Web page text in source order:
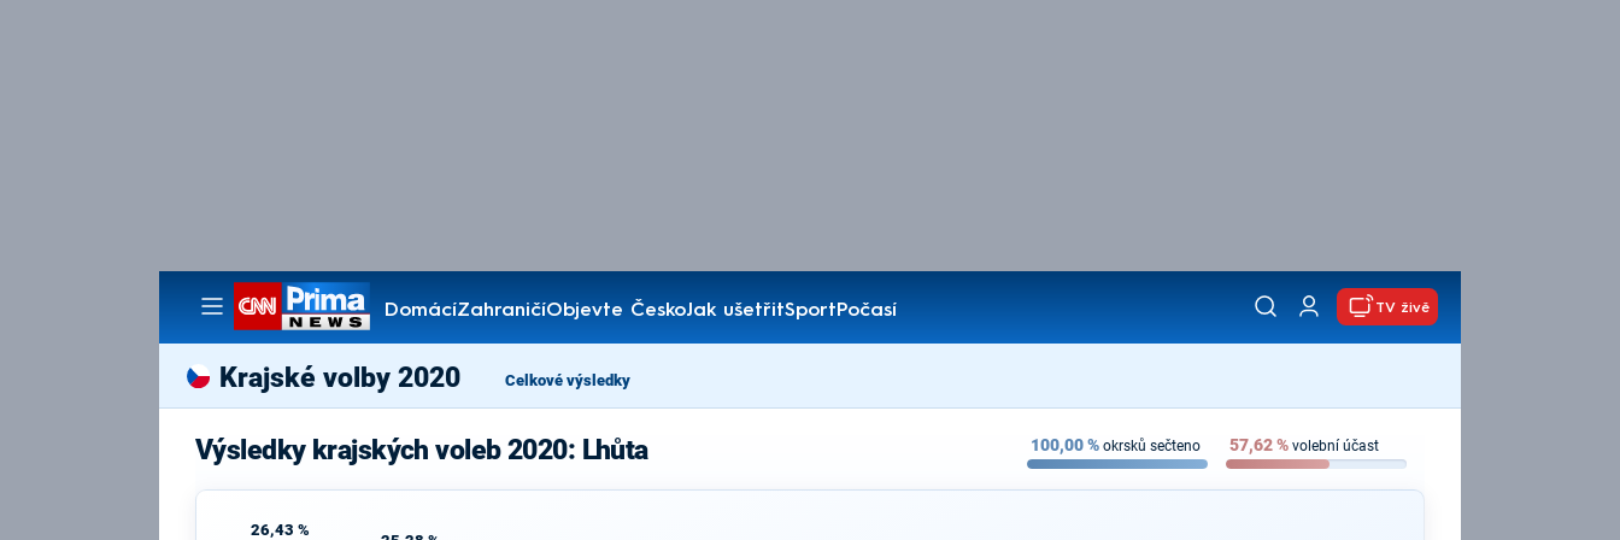
DomácíZahraničíObjevte ČeskoJak ušetřitSportPočasí
Pořady
TV živě
Krajské volby 2020 Celkové výsledky
Výsledky krajských voleb 2020: Lhůta 100,00% okrsků sečteno 57,62% volební účast
26,43 %